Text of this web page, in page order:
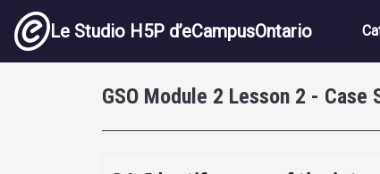
Aller au contenu principal
Le Studio H5P d’eCampusOntario
GSO Module 2 Lesson 2 - Case